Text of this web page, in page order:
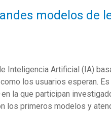
modelos de
Inteligencia Artificial (IA)
los usuarios esperan.
en la que participan
los primeros modelos y